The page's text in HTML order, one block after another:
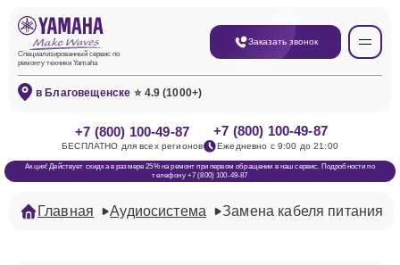
Специализированный сервис по
ремонту техники Yamaha
Заказать звонок
в Благовещенске ⭐ 4.9 (1000+)
+7 (800) 100-49-87
БЕСПЛАТНО для всех регионов
+7 (800) 100-49-87
Ежедневно с 9:00 до 21:00
Акция! Действует скидка в размере 25% на ремонт при первом обращении в наш сервис. Подробности по
телефону +7 (800) 100-49-87
Главная Аудиосистема Замена кабеля питания